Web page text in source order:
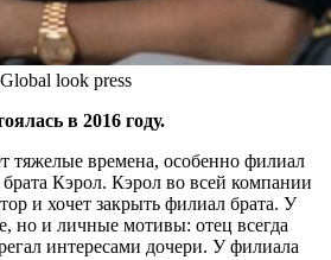
look press
в 2016 году.
тяжелые времена, особенно филиал
Кэрол. Кэрол во всей компании
и хочет закрыть филиал брата. У
но и личные мотивы: отец всегда
интересами дочери. У филиала